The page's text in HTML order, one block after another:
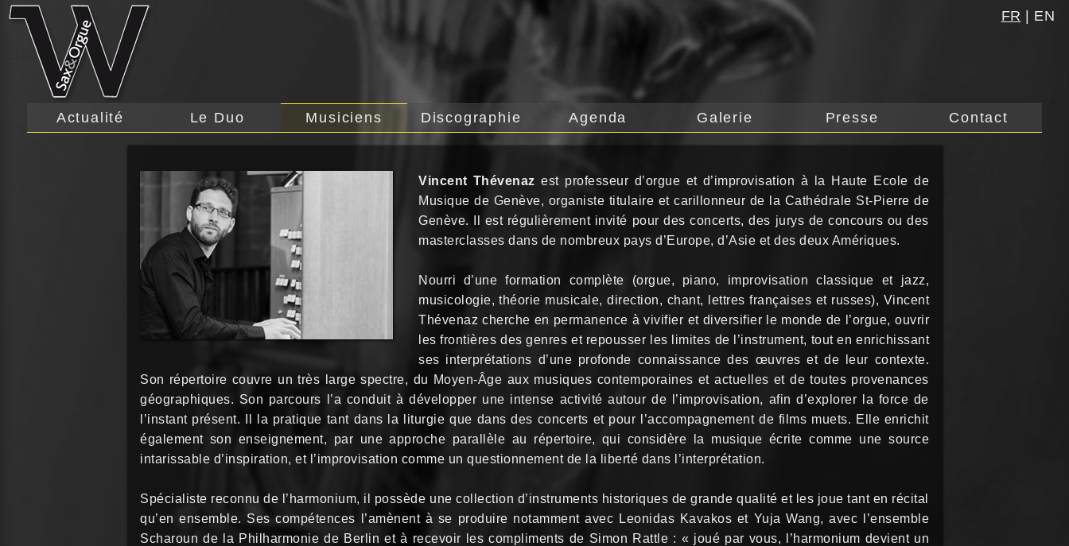
FR EN
Actualité Le Duo Musiciens Discographie Agenda Galerie Presse Contact
Vincent Thévenaz est professeur d’orgue et d’improvisation à la Haute Ecole de
Musique de Genève, organiste titulaire et carillonneur de la Cathédrale St-Pierre de
Genève. Il est régulièrement invité pour des concerts, des jurys de concours ou des
masterclasses dans de nombreux pays d’Europe, d’Asie et des deux Amériques.
Nourri d’une formation complète (orgue, piano, improvisation classique et jazz,
musicologie, théorie musicale, direction, chant, lettres françaises et russes), Vincent
Thévenaz cherche en permanence à vivifier et diversifier le monde de l’orgue, ouvrir
les frontières des genres et repousser les limites de l’instrument, tout en enrichissant
ses interprétations d’une profonde connaissance des œuvres et de leur contexte.
Son répertoire couvre un très large spectre, du Moyen-Âge aux musiques contemporaines et actuelles et de toutes provenances
géographiques. Son parcours l’a conduit à développer une intense activité autour de l’improvisation, afin d’explorer la force de
l’instant présent. Il la pratique tant dans la liturgie que dans des concerts et pour l’accompagnement de films muets. Elle enrichit
également son enseignement, par une approche parallèle au répertoire, qui considère la musique écrite comme une source
intarissable d’inspiration, et l’improvisation comme un questionnement de la liberté dans l’interprétation.
Spécialiste reconnu de l’harmonium, il possède une collection d’instruments historiques de grande qualité et les joue tant en récital
qu’en ensemble. Ses compétences l’amènent à se produire notamment avec Leonidas Kavakos et Yuja Wang, avec l’ensemble
Scharoun de la Philharmonie de Berlin et à recevoir les compliments de Simon Rattle : « joué par vous, l’harmonium devient un